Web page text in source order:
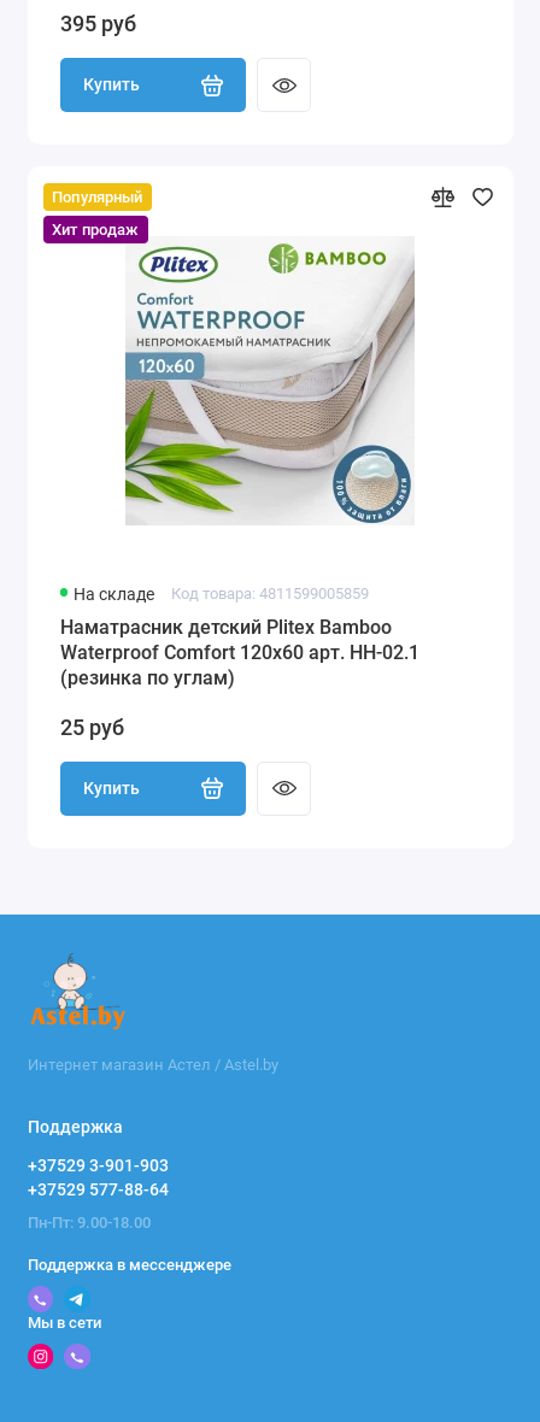
395 руб
Купить
Популярный
Хит продаж
На складе Код товара: 4811599005859
Наматрасник детский Plitex Bamboo
Waterproof Comfort 120х60 арт. НН-02.1
(резинка по углам)
25 руб
Купить
Интернет магазин Астел / Astel.by
Поддержка
+37529 3-901-903
+37529 577-88-64
Пн-Пт: 9.00-18.00
Поддержка в мессенджере
Мы в сети